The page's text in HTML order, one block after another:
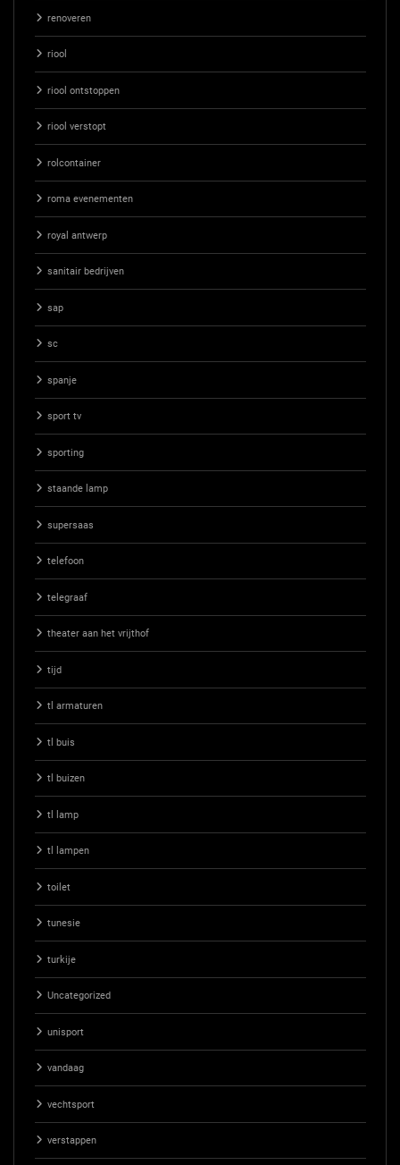
renoveren
riool
riool ontstoppen
riool verstopt
rolcontainer
roma evenementen
royal antwerp
sanitair bedrijven
sap
sc
spanje
sport tv
sporting
staande lamp
supersaas
telefoon
telegraaf
theater aan het vrijthof
tijd
tl armaturen
tl buis
tl buizen
tl lamp
tl lampen
toilet
tunesie
turkije
Uncategorized
unisport
vandaag
vechtsport
verstappen